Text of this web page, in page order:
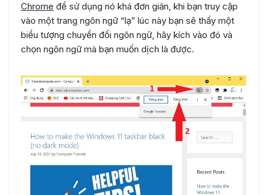
Chrome để sử dụng nó khá đơn giản, khi bạn truy cập
vào một trang ngôn ngữ “lạ” lúc này bạn sẽ thấy một
biểu tượng chuyển đổi ngôn ngữ, hãy kích vào đó và
chọn ngôn ngữ mà bạn muốn dịch là được.